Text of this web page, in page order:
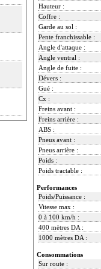
Hauteur :
Coffre :
Garde au sol :
Pente franchissable :
Angle d'attaque :
Angle ventral :
Angle de fuite :
Dévers :
Gué :
Cx :
Freins avant :
Freins arrière :
ABS :
Pneus avant :
Pneus arrière :
Poids :
Poids tractable :
Performances
Poids/Puissance :
Vitesse max :
0 à 100 km/h :
400 mètres DA :
1000 mètres DA :
Consommations
Sur route :